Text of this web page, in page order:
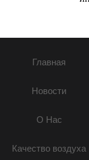
Главная
Новости
О Нас
Качество воздуха